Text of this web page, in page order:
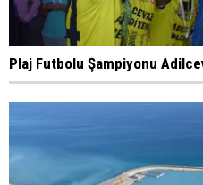
Plaj Futbolu Şampiyonu